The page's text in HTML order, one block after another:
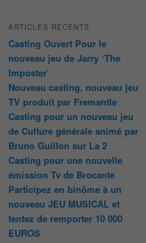
ARTICLES RÉCENTS
Casting Ouvert Pour le
nouveau jeu de Jarry ‘The
Imposter’
Nouveau casting, nouveau jeu
TV produit par Fremantle
Casting pour un nouveau jeu
de Culture générale animé par
Bruno Guillon sur La 2
Casting pour une nouvelle
émission Tv de Brocante
Participez en binôme à un
nouveau JEU MUSICAL et
tentez de remporter 10 000
EUROS